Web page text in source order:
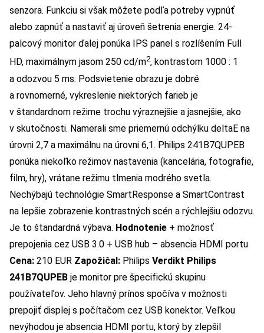
senzora. Funkciu si však môžete podľa potreby vypnúť
alebo zapnúť a nastaviť aj úroveň šetrenia energie. 24-
palcový monitor ďalej ponúka IPS panel s rozlíšením Full
HD, maximálnym jasom 250 cd/m2, kontrastom 1000 : 1
a odozvou 5 ms. Podsvietenie obrazu je dobré
a rovnomerné, vykreslenie niektorých farieb je
v štandardnom režime trochu výraznejšie a jasnejšie, ako
v skutočnosti. Namerali sme priemernú odchýlku deltaE na
úrovni 2,7 a maximálnu na úrovni 6,1. Philips 241B7QUPEB
ponúka niekoľko režimov nastavenia (kancelária, fotografie,
film, hry), vrátane režimu tlmenia modrého svetla.
Nechýbajú technológie SmartResponse a SmartContrast
na lepšie zobrazenie kontrastných scén a rýchlejšiu odozvu.
Je to štandardná výbava. Hodnotenie + možnosť
prepojenia cez USB 3.0 + USB hub – absencia HDMI portu
Cena: 210 EUR Zapožičal: Philips Verdikt Philips
241B7QUPEB je monitor pre špecifickú skupinu
používateľov. Jeho hlavný prínos spočíva v možnosti
prepojiť displej s počítačom cez USB konektor. Veľkou
nevýhodou je absencia HDMI portu, ktorý by zlepšil